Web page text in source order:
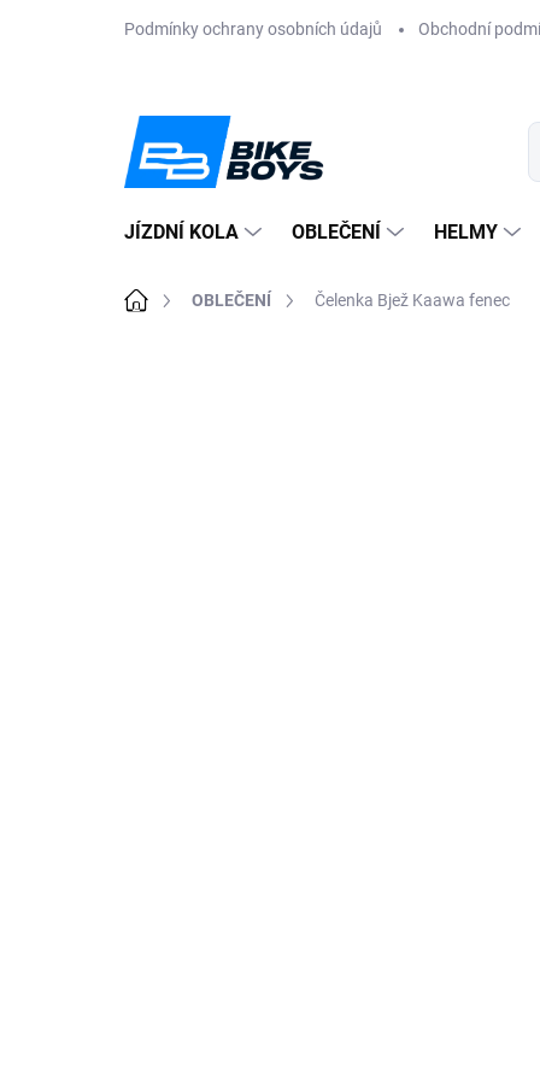
Podmínky ochrany osobních údajů Obchodní
JÍZDNÍ KOLA OBLEČENÍ HELMY
Domů OBLEČENÍ Čelenka Bjež Kaawa fenec